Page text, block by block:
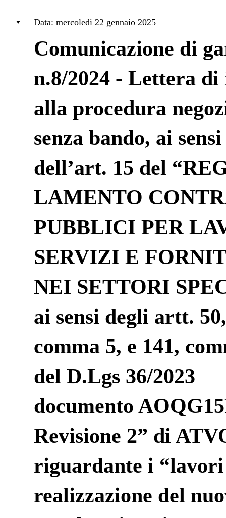
Data: mercoledì 22 gennaio 2025
Comunicazione di
n.8/2024 - Lettera
alla procedura
senza bando, ai sensi
dell’art. 15 del
LAMENTO
PUBBLICI PER
SERVIZI E
NEI SETTORI
ai sensi degli artt. 50,
comma 5, e 141,
del D.Lgs 36/2023
documento
Revisione 2” di
riguardante i
realizzazione del